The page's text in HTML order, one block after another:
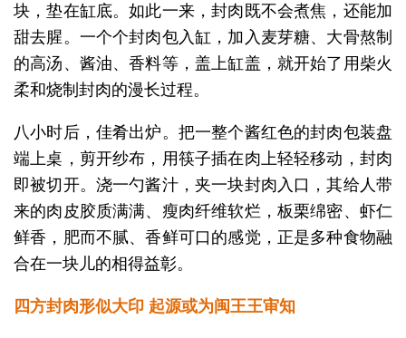
块，垫在缸底。如此一来，封肉既不会煮焦，还能加
甜去腥。一个个封肉包入缸，加入麦芽糖、大骨熬制
的高汤、酱油、香料等，盖上缸盖，就开始了用柴火
柔和烧制封肉的漫长过程。
八小时后，佳肴出炉。把一整个酱红色的封肉包装盘
端上桌，剪开纱布，用筷子插在肉上轻轻移动，封肉
即被切开。浇一勺酱汁，夹一块封肉入口，其给人带
来的肉皮胶质满满、瘦肉纤维软烂，板栗绵密、虾仁
鲜香，肥而不腻、香鲜可口的感觉，正是多种食物融
合在一块儿的相得益彰。
四方封肉形似大印 起源或为闽王王审知